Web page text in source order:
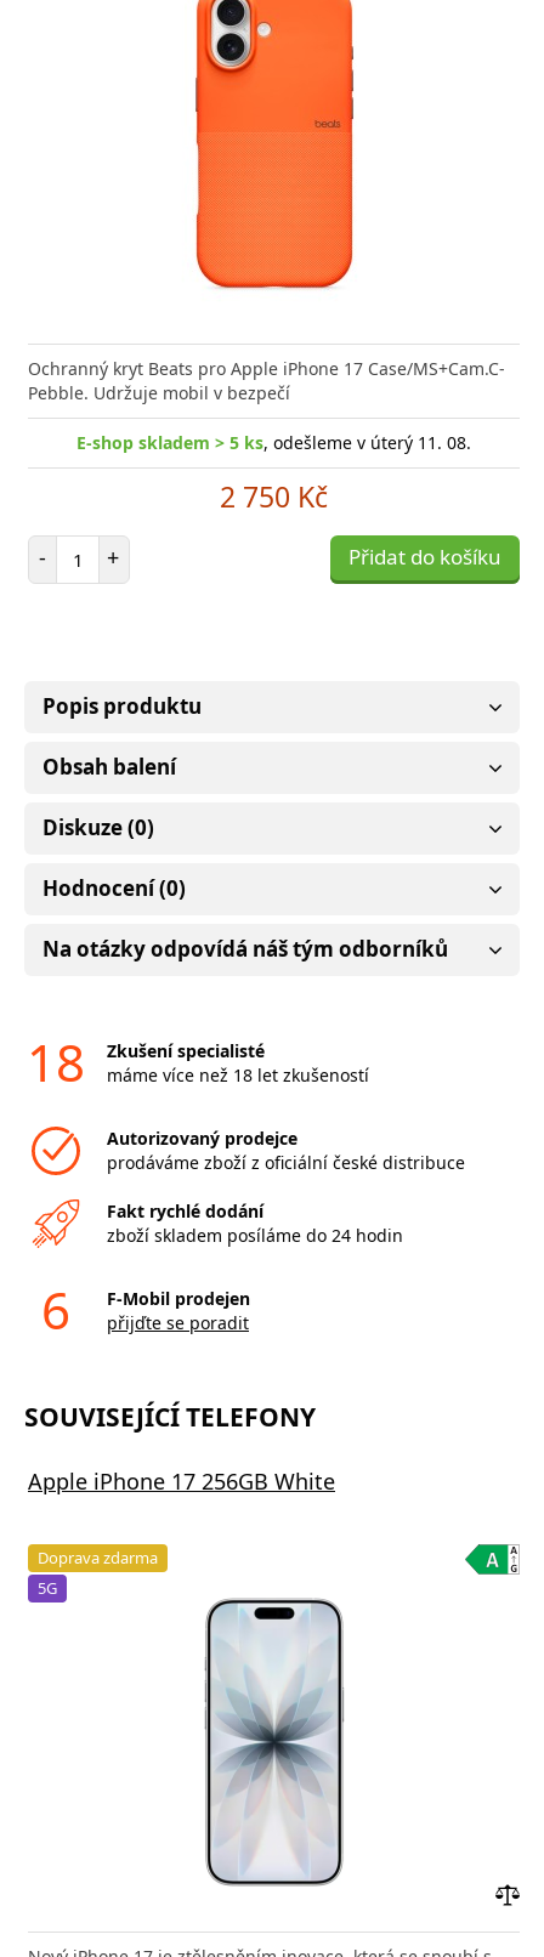
Ochranný kryt Beats pro Apple iPhone 17 Case/MS+Cam.C-
Pebble. Udržuje mobil v bezpečí
E-shop skladem > 5 ks, odešleme v úterý 11. 08.
2 750 Kč
- Počet položek
+ Přidat do košíku
Popis produktu
Obsah balení
Diskuze (0)
Hodnocení (0)
Na otázky odpovídá náš tým odborníků
18
Zkušení specialisté
máme více než 18 let zkušeností
Autorizovaný prodejce
prodáváme zboží z oficiální české distribuce
Fakt rychlé dodání
zboží skladem posíláme do 24 hodin
6
F-Mobil prodejen
přijďte se poradit
SOUVISEJÍCÍ TELEFONY
Apple iPhone 17 256GB White
Doprava zdarma
5G